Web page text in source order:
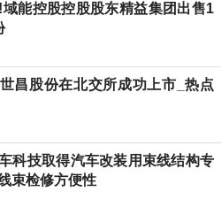
能控股控股股东精益集团出售1
昌股份在北交所成功上市_热点
科技取得汽车改装用束线结构专
束检修方便性